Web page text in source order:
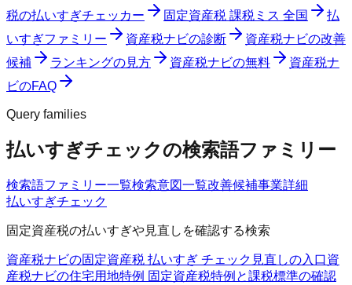
税の払いすぎチェッカー
固定資産税 課税ミス 全国
払
いすぎファミリー
資産税ナビの診断
資産税ナビの改善
候補
ランキングの見方 資産税ナビの無料
資産税ナ
ビのFAQ
Query families
払いすぎチェックの検索語ファミリー
検索語ファミリー一覧検索意図一覧改善候補事業詳細
払いすぎチェック
固定資産税の払いすぎや見直しを確認する検索
資産税ナビの固定資産税 払いすぎ チェック 見直しの入口資
産税ナビの住宅用地特例 固定資産税特例と課税標準の確認